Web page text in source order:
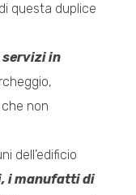
questa duplice
servizi in
non
dell’edificio
i manufatti di